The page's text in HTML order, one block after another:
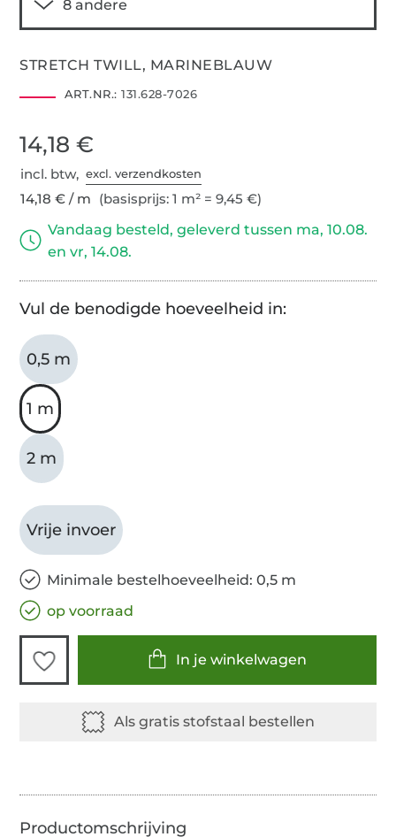
STRETCH TWILL, MARINEBLAUW
ART.NR.: 131.628-7026
14,18 €
incl. btw,excl. verzendkosten
14,18 € / m (basisprijs: 1 m² = 9,45 €)
Vandaag besteld, geleverd tussen ma, 10.08.
en vr, 14.08.
Vul de benodigde hoeveelheid in:
0,5 m
1 m
2 m
Vrije invoer
Minimale bestelhoeveelheid: 0,5 m
op voorraad
In je winkelwagen